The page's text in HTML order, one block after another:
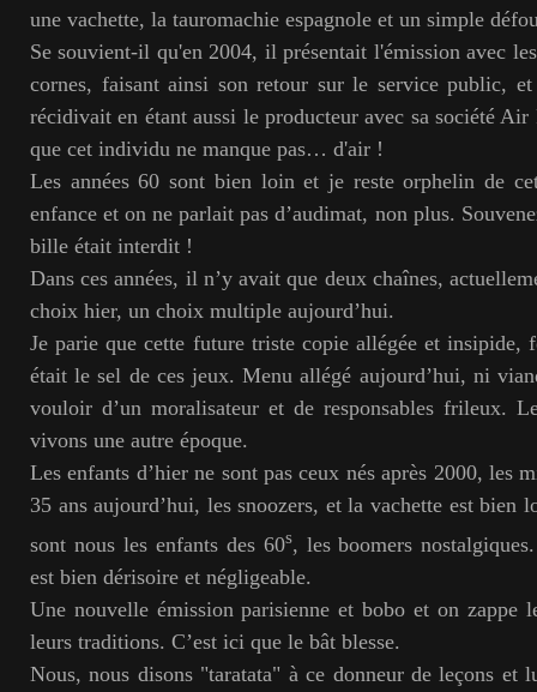
une vachette, la tauromachie espagnole et un simple
Se souvient-il qu'en 2004, il présentait l'émission avec
cornes, faisant ainsi son retour sur le service public,
récidivait en étant aussi le producteur avec sa société
que cet individu ne manque pas… d'air !
Les années 60 sont bien loin et je reste orphelin de
enfance et on ne parlait pas d’audimat, non plus.
bille était interdit !
Dans ces années, il n’y avait que deux chaînes,
choix hier, un choix multiple aujourd’hui.
Je parie que cette future triste copie allégée et insipide,
était le sel de ces jeux. Menu allégé aujourd’hui, ni
vouloir d’un moralisateur et de responsables frileux.
vivons une autre époque.
Les enfants d’hier ne sont pas ceux nés après 2000, les
35 ans aujourd’hui, les snoozers, et la vachette est bien
sont nous les enfants des 60s, les boomers
est bien dérisoire et négligeable.
Une nouvelle émission parisienne et bobo et on zappe
leurs traditions. C’est ici que le bât blesse.
Nous, nous disons "taratata" à ce donneur de leçons et